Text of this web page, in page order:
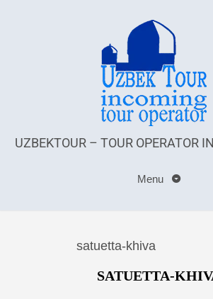
UZBEKTOUR – TOUR OPERATOR
Menu
satuetta-khiva
SATUETTA-